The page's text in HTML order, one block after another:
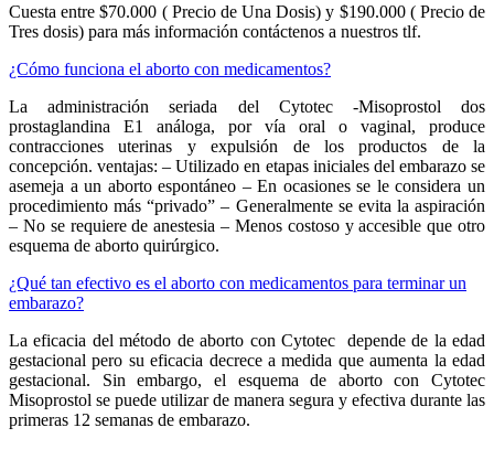
Cuesta entre $70.000 ( Precio de Una Dosis) y $190.000 ( Precio de
Tres dosis) para más información contáctenos a nuestros tlf.
¿Cómo funciona el aborto con medicamentos?
La administración seriada del Cytotec -Misoprostol dos
prostaglandina E1 análoga, por vía oral o vaginal, produce
contracciones uterinas y expulsión de los productos de la
concepción. ventajas: – Utilizado en etapas iniciales del embarazo se
asemeja a un aborto espontáneo – En ocasiones se le considera un
procedimiento más “privado” – Generalmente se evita la aspiración
– No se requiere de anestesia – Menos costoso y accesible que otro
esquema de aborto quirúrgico.
¿Qué tan efectivo es el aborto con medicamentos para terminar un
embarazo?
La eficacia del método de aborto con Cytotec depende de la edad
gestacional pero su eficacia decrece a medida que aumenta la edad
gestacional. Sin embargo, el esquema de aborto con Cytotec
Misoprostol se puede utilizar de manera segura y efectiva durante las
primeras 12 semanas de embarazo.